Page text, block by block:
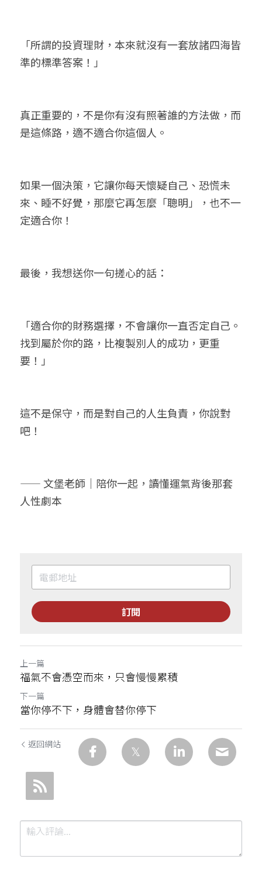
「所謂的投資理財，本來就沒有一套放諸四海皆
準的標準答案！」
真正重要的，不是你有沒有照著誰的方法做，而
是這條路，適不適合你這個人。
如果一個決策，它讓你每天懷疑自己、恐慌未
來、睡不好覺，那麼它再怎麼「聰明」，也不一
定適合你！
最後，我想送你一句搓心的話：
「適合你的財務選擇，不會讓你一直否定自己。
找到屬於你的路，比複製別人的成功，更重
要！」
這不是保守，而是對自己的人生負責，你說對
吧！
—— 文堡老師｜陪你一起，讀懂運氣背後那套
人性劇本
訂閱
上一篇
福氣不會憑空而來，只會慢慢累積
下一篇
當你停不下，身體會替你停下
返回網站